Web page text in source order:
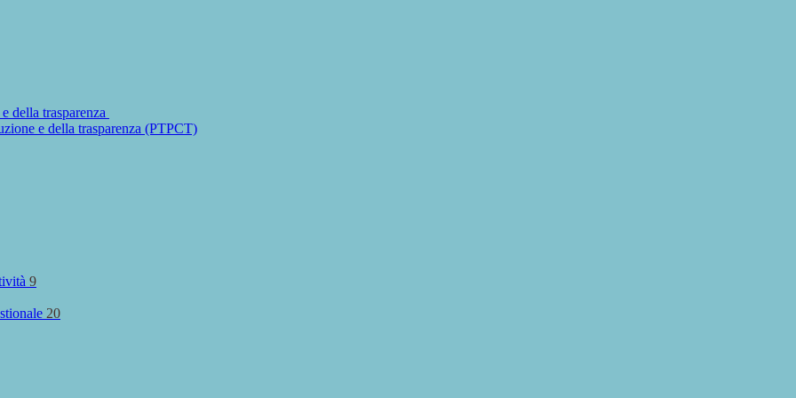
della trasparenza
e della trasparenza (PTPCT)
9
20